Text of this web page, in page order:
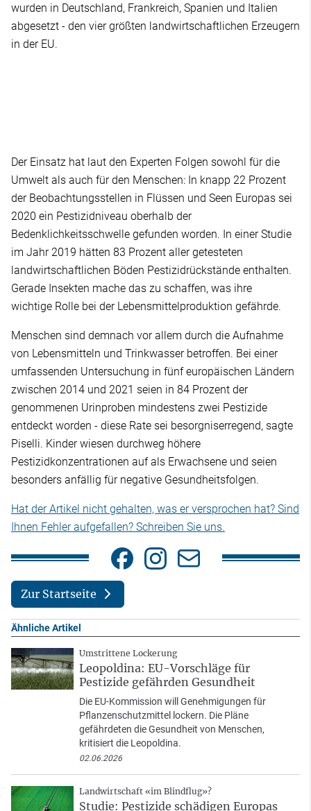
wurden in Deutschland, Frankreich, Spanien und Italien
abgesetzt - den vier größten landwirtschaftlichen Erzeugern
in der EU.
Der Einsatz hat laut den Experten Folgen sowohl für die
Umwelt als auch für den Menschen: In knapp 22 Prozent
der Beobachtungsstellen in Flüssen und Seen Europas sei
2020 ein Pestizidniveau oberhalb der
Bedenklichkeitsschwelle gefunden worden. In einer Studie
im Jahr 2019 hätten 83 Prozent aller getesteten
landwirtschaftlichen Böden Pestizidrückstände enthalten.
Gerade Insekten mache das zu schaffen, was ihre
wichtige Rolle bei der Lebensmittelproduktion gefährde.
Menschen sind demnach vor allem durch die Aufnahme
von Lebensmitteln und Trinkwasser betroffen. Bei einer
umfassenden Untersuchung in fünf europäischen Ländern
zwischen 2014 und 2021 seien in 84 Prozent der
genommenen Urinproben mindestens zwei Pestizide
entdeckt worden - diese Rate sei besorgniserregend, sagte
Piselli. Kinder wiesen durchweg höhere
Pestizidkonzentrationen auf als Erwachsene und seien
besonders anfällig für negative Gesundheitsfolgen.
Hat der Artikel nicht gehalten, was er versprochen hat? Sind
Ihnen Fehler aufgefallen? Schreiben Sie uns.
Zur Startseite
Ähnliche Artikel
Umstrittene Lockerung
Leopoldina: EU-Vorschläge für
Pestizide gefährden Gesundheit
Die EU-Kommission will Genehmigungen für
Pflanzenschutzmittel lockern. Die Pläne
gefährdeten die Gesundheit von Menschen,
kritisiert die Leopoldina.
02.06.2026
Landwirtschaft «im Blindflug»?
Studie: Pestizide schädigen Europas